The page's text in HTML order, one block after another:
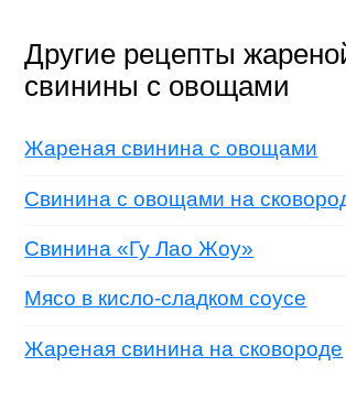
Другие рецепты
свинины с овощами
Жареная свинина с овощами
Свинина с овощами на
Свинина «Гу Лао Жоу»
Мясо в кисло-сладком соусе
Жареная свинина на сковороде